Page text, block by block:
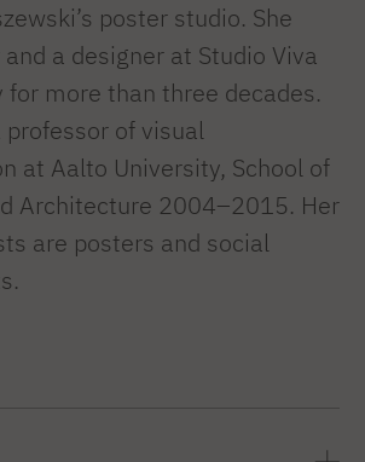
poster studio. She
a designer at Studio Viva
for more than three decades.
of visual
at Aalto University, School of
Architecture 2004–2015. Her
are posters and social